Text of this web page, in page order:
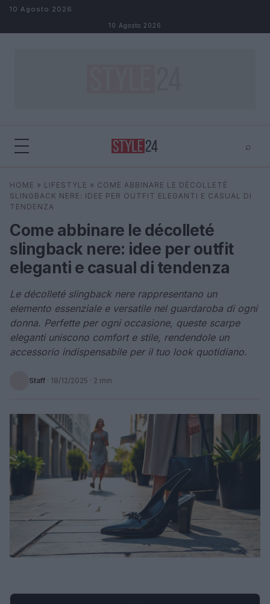
Salta al contenuto
10 Agosto 2026
10 Agosto 2026
⌕
Cerca ⌕
HOME » LIFESTYLE » COME ABBINARE LE DÉCOLLETÉ
SLINGBACK NERE: IDEE PER OUTFIT ELEGANTI E CASUAL DI
TENDENZA
Come abbinare le décolleté
slingback nere: idee per outfit
eleganti e casual di tendenza
Le décolleté slingback nere rappresentano un
elemento essenziale e versatile nel guardaroba di ogni
donna. Perfette per ogni occasione, queste scarpe
eleganti uniscono comfort e stile, rendendole un
accessorio indispensabile per il tuo look quotidiano.
Staff · 18/12/2025 · 2 min